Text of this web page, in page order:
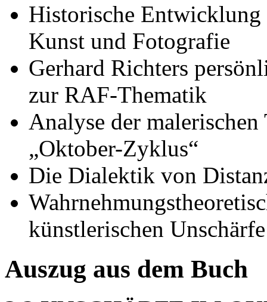
Historische
Kunst und Fotografie
Gerhard Richters
zur RAF-Thematik
Analyse der
„Oktober-Zyklus“
Die Dialektik von
künstlerischen Unschärfe
Auszug aus dem Buch